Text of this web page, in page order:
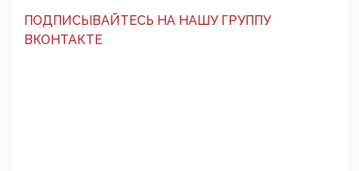
ПОДПИСЫВАЙТЕСЬ НА НАШУ ГРУППУ
ВКОНТАКТЕ